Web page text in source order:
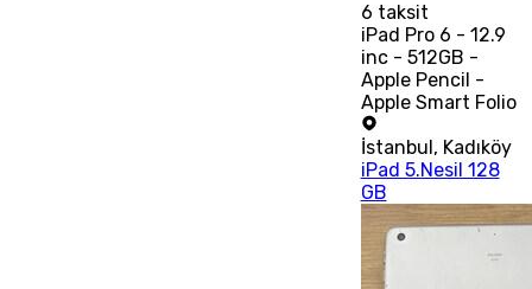
6 taksit
iPad Pro 6 - 12.9
inc - 512GB -
Apple Pencil -
Apple Smart Folio
İstanbul , Kadıköy
iPad 5.Nesil 128
GB